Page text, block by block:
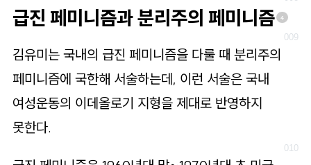
급진 페미니즘과 분리주의 페미니즘 4
김유미는 국내의 급진 페미니즘을 다룰 때 분리주의
페미니즘에 국한해 서술하는데, 이런 서술은 국내
여성운동의 이데올로기 지형을 제대로 반영하지
못한다.